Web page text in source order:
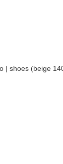
| shoes (beige